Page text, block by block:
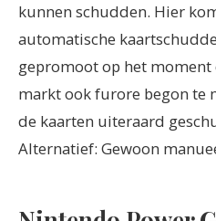
kunnen schudden. Hier
automatische
gepromoot op het moment
markt ook furore begon te
de kaarten uiteraard
Alternatief: Gewoon